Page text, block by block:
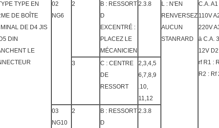
TYPE EN
DE BOÎTE
DE D4 JIS
DIN
LE
02
NG6
2
B : RESSORT
D
EXCENTRÉ :
PLACEZ LE
MÉCANICIEN
2.3.8
L : N'EN
RENVERSEZ
AUCUN
STANRARD
C.A.
110V
220V
à C.A.
12V
rf R1 :
R2 : Rf
3
C : CENTRE
DE
RESSORT
2,3,4,5
6,7,8,9
.10,
11,12
03
NG10
2
B : RESSORT
D
2.3.8